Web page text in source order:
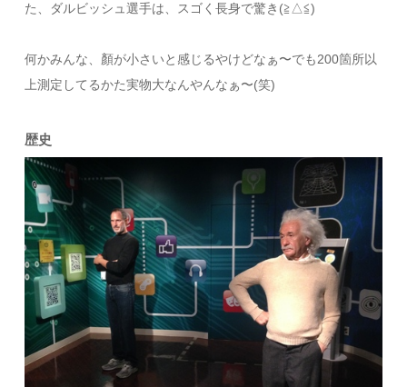
た、ダルビッシュ選手は、スゴく長身で驚き(≧△≦)
何かみんな、顏が小さいと感じるやけどなぁ〜でも200箇所以
上測定してるかた実物大なんやんなぁ〜(笑)
歴史